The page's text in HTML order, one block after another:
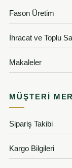
Fason Üretim
İhracat ve Toplu
Makaleler
MÜŞTERI
Sipariş Takibi
Kargo Bilgileri